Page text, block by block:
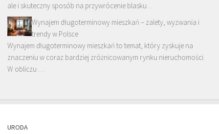
ale i skuteczny sposób na przywrócenie blasku …
Wynajem długoterminowy mieszkań – zalety, wyzwania i
trendy w Polsce
Wynajem długoterminowy mieszkań to temat, który zyskuje na
znaczeniu w coraz bardziej zróżnicowanym rynku nieruchomości.
W obliczu …
URODA